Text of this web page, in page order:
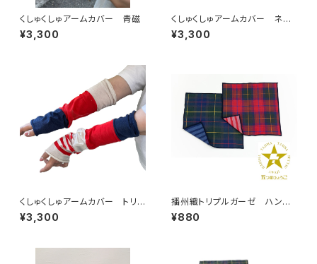
くしゅくしゅアームカバー 青磁
¥3,300
くしゅくしゅアームカバー ネイ
ビー
¥3,300
くしゅくしゅアームカバー トリ
コロール
¥3,300
播州織トリプルガーゼ ハンカ
チ
¥880